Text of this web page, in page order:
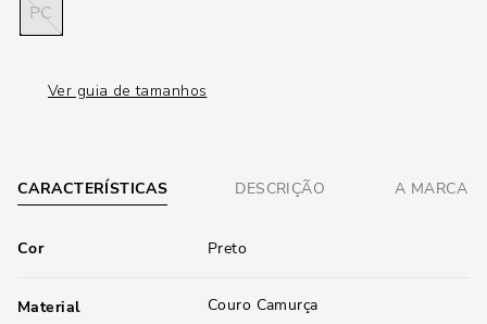
PC
Ver guia de tamanhos
CARACTERÍSTICAS DESCRIÇÃO A MARCA
Cor Preto
Material Couro Camurça